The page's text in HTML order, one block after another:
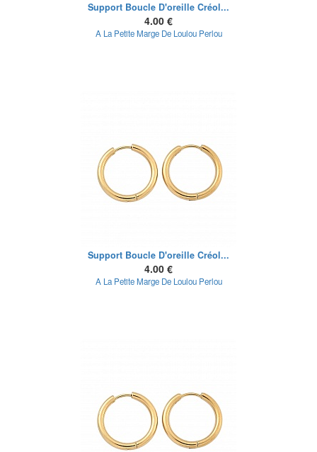
Support Boucle D'oreille Créol...
4.00 €
A La Petite Marge De Loulou Perlou
Support Boucle D'oreille Créol...
4.00 €
A La Petite Marge De Loulou Perlou